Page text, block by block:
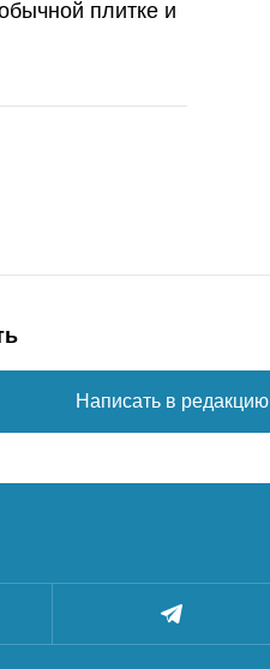
плитке и
Написать в редакцию